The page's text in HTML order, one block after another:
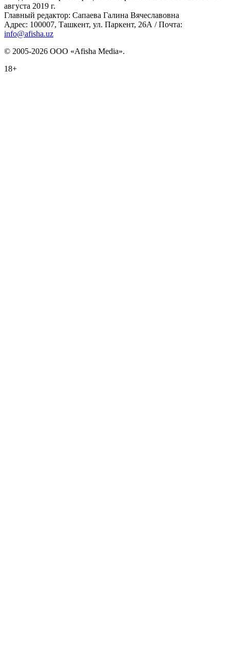
августа 2019 г.
Главный редактор: Сапаева Галина Вячеславовна
Адрес: 100007, Ташкент, ул. Паркент, 26А / Почта:
info@afisha.uz
© 2005-2026 ООО «Afisha Media».
18+